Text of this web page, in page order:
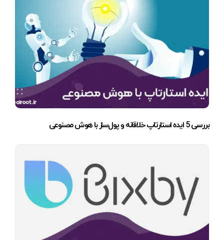
بررسی 5 ایده استارتاپ خلاقانه و پول‌ساز با هوش مصنوعی